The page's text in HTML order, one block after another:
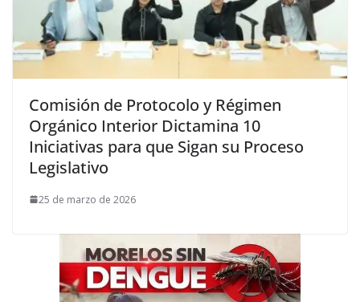
Comisión de Protocolo y Régimen
Orgánico Interior Dictamina 10
Iniciativas para que Sigan su Proceso
Legislativo
25 de marzo de 2026